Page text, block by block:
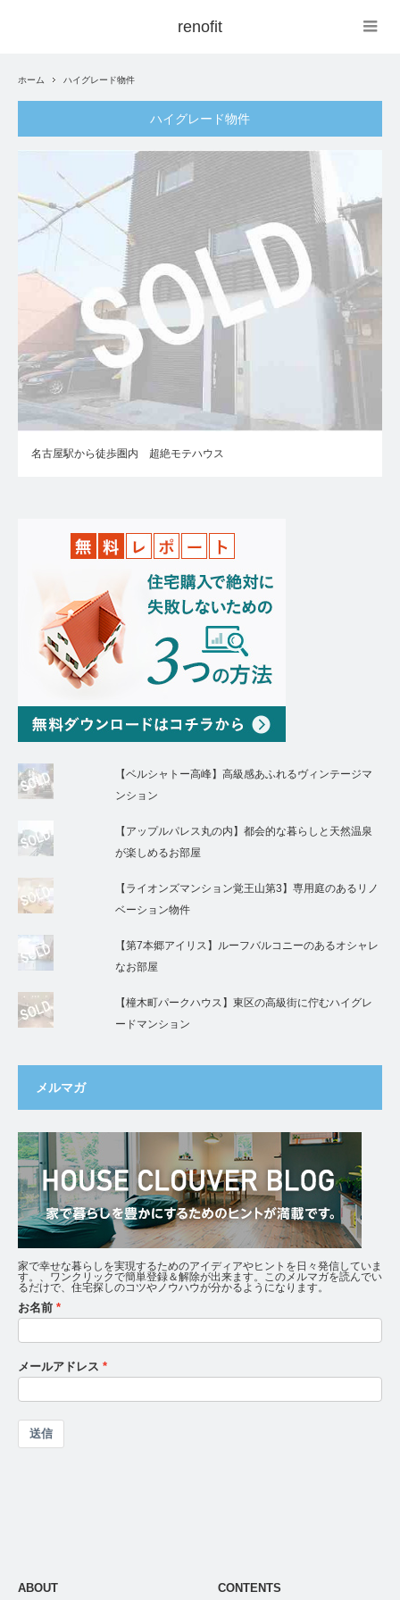
renofit
ホーム ハイグレード物件
ハイグレード物件
名古屋駅から徒歩圏内 超絶モテハウス
【ベルシャトー高峰】高級感あふれるヴィンテージマ
ンション
【アップルパレス丸の内】都会的な暮らしと天然温泉
が楽しめるお部屋
【ライオンズマンション覚王山第3】専用庭のあるリノ
ベーション物件
【第7本郷アイリス】ルーフバルコニーのあるオシャレ
なお部屋
【橦木町パークハウス】東区の高級街に佇むハイグレ
ードマンション
メルマガ
家で幸せな暮らしを実現するためのアイディアやヒントを日々発信していま
す。、ワンクリックで簡単登録＆解除が出来ます。このメルマガを読んでい
るだけで、住宅探しのコツやノウハウが分かるようになります。
お名前
メールアドレス
送信
ABOUT CONTENTS